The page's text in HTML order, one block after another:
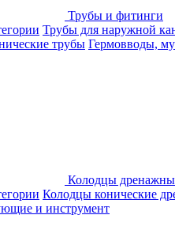
Трубы и фитинги
Трубы для наружной
трубы Гермовводы,
Колодцы
Колодцы конические
и инструмент